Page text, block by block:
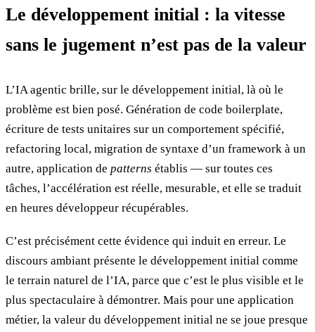
Le développement initial : la vitesse
sans le jugement n’est pas de la valeur
L’IA agentic brille, sur le développement initial, là où le
problème est bien posé. Génération de code boilerplate,
écriture de tests unitaires sur un comportement spécifié,
refactoring local, migration de syntaxe d’un framework à un
autre, application de patterns établis — sur toutes ces
tâches, l’accélération est réelle, mesurable, et elle se traduit
en heures développeur récupérables.
C’est précisément cette évidence qui induit en erreur. Le
discours ambiant présente le développement initial comme
le terrain naturel de l’IA, parce que c’est le plus visible et le
plus spectaculaire à démontrer. Mais pour une application
métier, la valeur du développement initial ne se joue presque